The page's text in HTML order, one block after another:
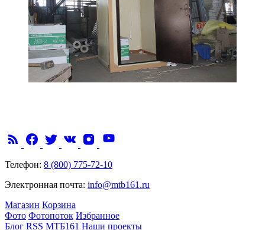
Телефон: 8 (800) 775-72-10
Электронная почта: info@mtb161.ru
Магазин Корзина
Фото Фотопоток Избранное
Блог RSS МТБ161 Наши проекты